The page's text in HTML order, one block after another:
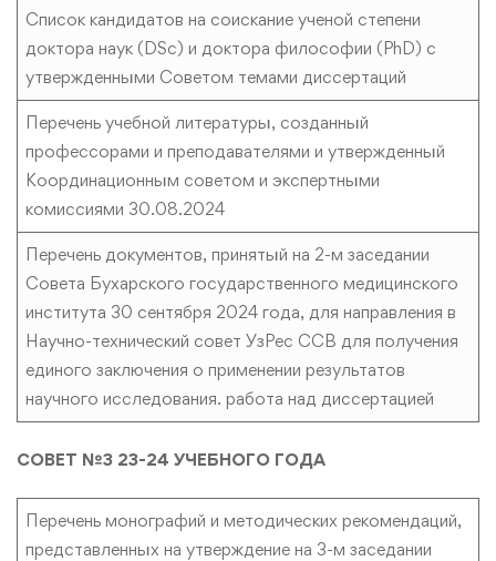
Список кандидатов на соискание ученой степени
доктора наук (DSc) и доктора философии (PhD) с
утвержденными Советом темами диссертаций
Перечень учебной литературы, созданный
профессорами и преподавателями и утвержденный
Координационным советом и экспертными
комиссиями 30.08.2024
Перечень документов, принятый на 2-м заседании
Совета Бухарского государственного медицинского
института 30 сентября 2024 года, для направления в
Научно-технический совет УзРес ССВ для получения
единого заключения о применении результатов
научного исследования. работа над диссертацией
СОВЕТ №3 23-24 УЧЕБНОГО ГОДА
Перечень монографий и методических рекомендаций,
представленных на утверждение на 3-м заседании